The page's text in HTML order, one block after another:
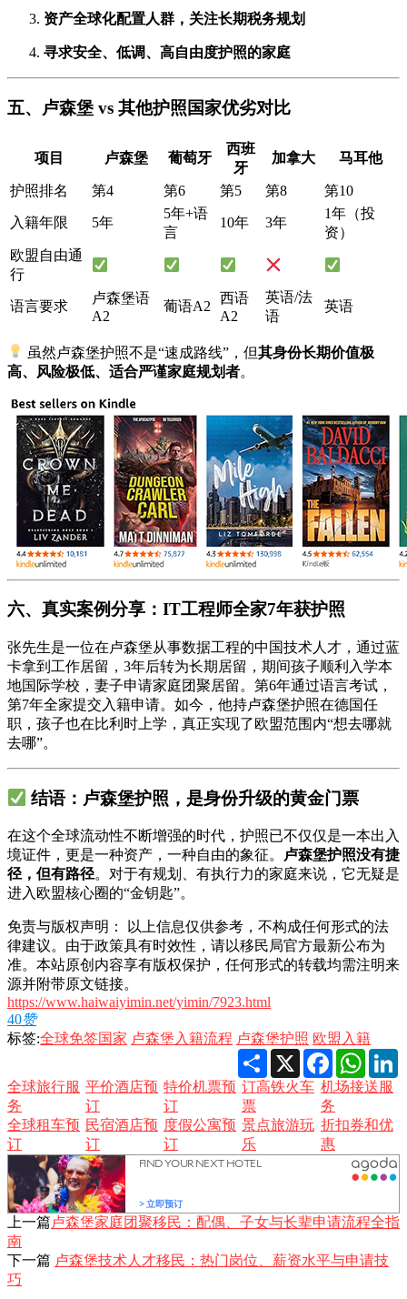
资产全球化配置人群，关注长期税务规划
寻求安全、低调、高自由度护照的家庭
五、卢森堡 vs 其他护照国家优劣对比
项目 卢森堡 葡萄牙
西班
牙
加拿大 马耳他
护照排名 第4 第6 第5 第8 第10
入籍年限 5年
5年+语
言
10年 3年
1年（投
资）
欧盟自由通
行
语言要求
卢森堡语
A2
葡语A2
西语
A2
英语/法
语
英语
虽然卢森堡护照不是“速成路线”，但其身份长期价值极
高、风险极低、适合严谨家庭规划者。
六、真实案例分享：IT工程师全家7年获护照
张先生是一位在卢森堡从事数据工程的中国技术人才，通过蓝
卡拿到工作居留，3年后转为长期居留，期间孩子顺利入学本
地国际学校，妻子申请家庭团聚居留。第6年通过语言考试，
第7年全家提交入籍申请。如今，他持卢森堡护照在德国任
职，孩子也在比利时上学，真正实现了欧盟范围内“想去哪就
去哪”。
结语：卢森堡护照，是身份升级的黄金门票
在这个全球流动性不断增强的时代，护照已不仅仅是一本出入
境证件，更是一种资产，一种自由的象征。 卢森堡护照没有捷
径，但有路径。对于有规划、有执行力的家庭来说，它无疑是
进入欧盟核心圈的“金钥匙”。
免责与版权声明： 以上信息仅供参考，不构成任何形式的法
律建议。由于政策具有时效性，请以移民局官方最新公布为
准。本站原创内容享有版权保护，任何形式的转载均需注明来
源并附带原文链接。
https://www.haiwaiyimin.net/yimin/7923.html
40赞
标签:全球免签国家 卢森堡入籍流程 卢森堡护照 欧盟入籍
Share X Facebook
全球旅行服
务
平价酒店预
订
特价机票预
订
订高铁火车
票
机场接送服
务
全球租车预
订
民宿酒店预
订
度假公寓预
订
景点旅游玩
乐
折扣券和优
惠
上一篇卢森堡家庭团聚移民：配偶、子女与长辈申请流程全指
南
下一篇 卢森堡技术人才移民：热门岗位、薪资水平与申请技
巧